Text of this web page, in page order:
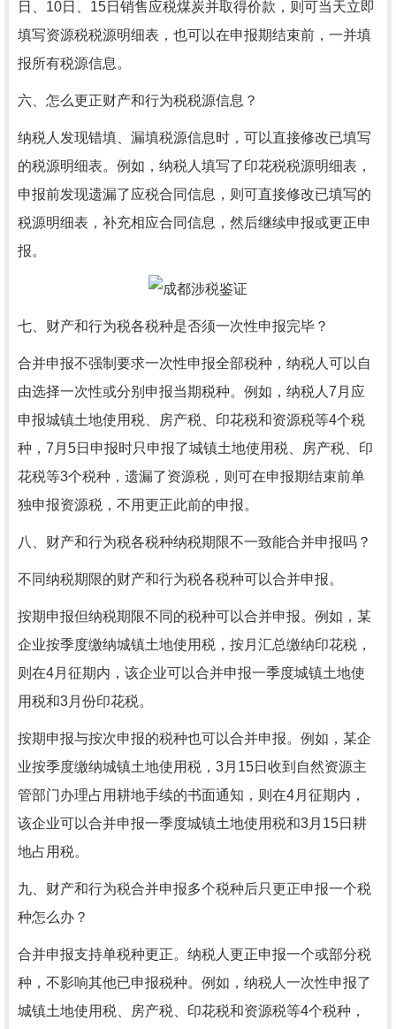
日、10日、15日销售应税煤炭并取得价款，则可当天立即
填写资源税税源明细表，也可以在申报期结束前，一并填
报所有税源信息。
六、怎么更正财产和行为税税源信息？
纳税人发现错填、漏填税源信息时，可以直接修改已填写
的税源明细表。例如，纳税人填写了印花税税源明细表，
申报前发现遗漏了应税合同信息，则可直接修改已填写的
税源明细表，补充相应合同信息，然后继续申报或更正申
报。
七、财产和行为税各税种是否须一次性申报完毕？
合并申报不强制要求一次性申报全部税种，纳税人可以自
由选择一次性或分别申报当期税种。例如，纳税人7月应
申报城镇土地使用税、房产税、印花税和资源税等4个税
种，7月5日申报时只申报了城镇土地使用税、房产税、印
花税等3个税种，遗漏了资源税，则可在申报期结束前单
独申报资源税，不用更正此前的申报。
八、财产和行为税各税种纳税期限不一致能合并申报吗？
不同纳税期限的财产和行为税各税种可以合并申报。
按期申报但纳税期限不同的税种可以合并申报。例如，某
企业按季度缴纳城镇土地使用税，按月汇总缴纳印花税，
则在4月征期内，该企业可以合并申报一季度城镇土地使
用税和3月份印花税。
按期申报与按次申报的税种也可以合并申报。例如，某企
业按季度缴纳城镇土地使用税，3月15日收到自然资源主
管部门办理占用耕地手续的书面通知，则在4月征期内，
该企业可以合并申报一季度城镇土地使用税和3月15日耕
地占用税。
九、财产和行为税合并申报多个税种后只更正申报一个税
种怎么办？
合并申报支持单税种更正。纳税人更正申报一个或部分税
种，不影响其他已申报税种。例如，纳税人一次性申报了
城镇土地使用税、房产税、印花税和资源税等4个税种，